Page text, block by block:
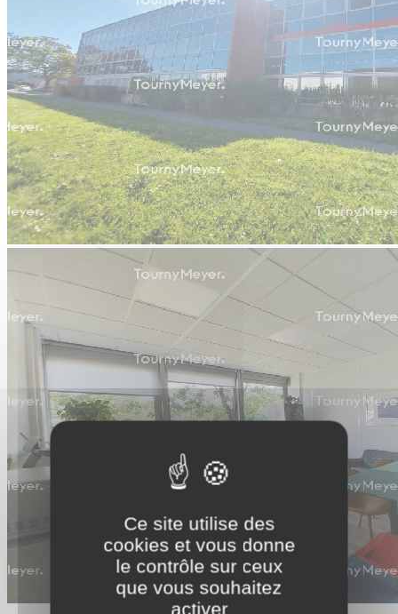
Ce site utilise des
cookies et vous donne
le contrôle sur ceux
que vous souhaitez
activer